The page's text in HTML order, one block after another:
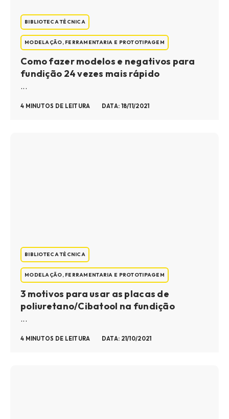
BIBLIOTECA TÉCNICA
MODELAÇÃO, FERRAMENTARIA E PROTOTIPAGEM
Como fazer modelos e negativos para
fundição 24 vezes mais rápido
...
4 MINUTOS DE LEITURA DATA: 18/11/2021
BIBLIOTECA TÉCNICA
MODELAÇÃO, FERRAMENTARIA E PROTOTIPAGEM
3 motivos para usar as placas de
poliuretano/Cibatool na fundição
...
4 MINUTOS DE LEITURA DATA: 21/10/2021